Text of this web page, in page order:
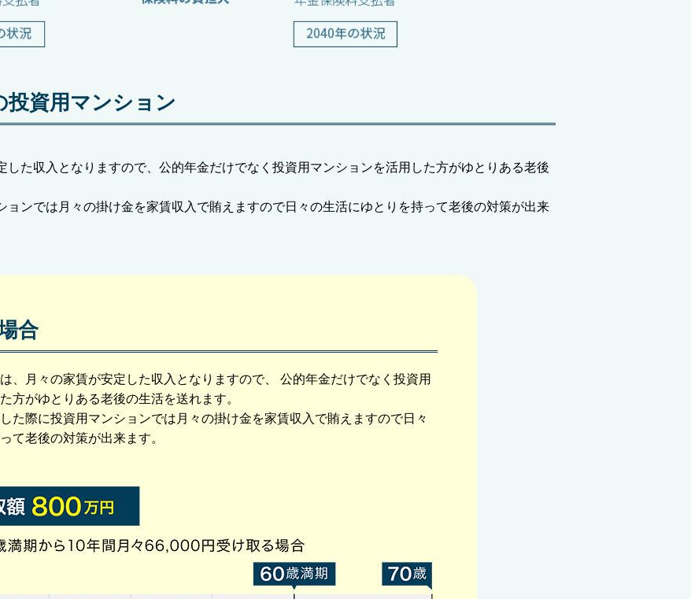
資用マンション
した収入となりますので、公的年金だけでなく投資用マンションを活用した方がゆとりある老後
ョンでは月々の掛け金を家賃収入で賄えますので日々の生活にゆとりを持って老後の対策が出来
合
、月々の家賃が安定した収入となりますので、 公的年金だけでなく投資用
方がゆとりある老後の生活を送れます。
た際に投資用マンションでは月々の掛け金を家賃収入で賄えますので日々
て老後の対策が出来ます。